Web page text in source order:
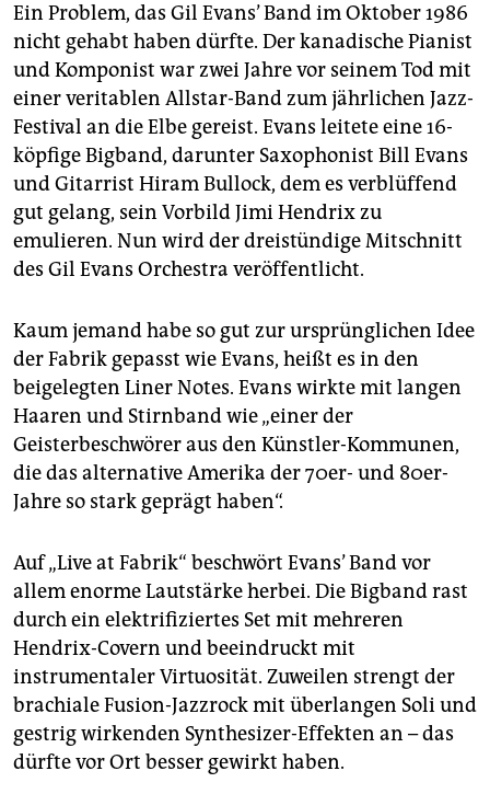
Ein Problem, das Gil Evans’ Band im Oktober 1986
nicht gehabt haben dürfte. Der kanadische Pianist
und Komponist war zwei Jahre vor seinem Tod mit
einer veritablen Allstar-Band zum jährlichen Jazz-
Festival an die Elbe gereist. Evans leitete eine 16-
köpfige Bigband, darunter Saxophonist Bill Evans
und Gitarrist Hiram Bullock, dem es verblüffend
gut gelang, sein Vorbild Jimi Hendrix zu
emulieren. Nun wird der dreistündige Mitschnitt
des Gil Evans Orchestra veröffentlicht.
Kaum jemand habe so gut zur ursprünglichen Idee
der Fabrik gepasst wie Evans, heißt es in den
beigelegten Liner Notes. Evans wirkte mit langen
Haaren und Stirnband wie „einer der
Geisterbeschwörer aus den Künstler-Kommunen,
die das alternative Amerika der 70er- und 80er-
Jahre so stark geprägt haben“.
Auf „Live at Fabrik“ beschwört Evans’ Band vor
allem enorme Lautstärke herbei. Die Bigband rast
durch ein elektrifiziertes Set mit mehreren
Hendrix-Covern und beeindruckt mit
instrumentaler Virtuosität. Zuweilen strengt der
brachiale Fusion-Jazzrock mit überlangen Soli und
gestrig wirkenden Synthesizer-Effekten an – das
dürfte vor Ort besser gewirkt haben.